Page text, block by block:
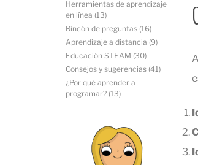
Herramientas de aprendizaje
en línea (13)
Rincón de preguntas (16)
Aprendizaje a distancia (9)
Educación STEAM (30)
Consejos y sugerencias (41)
¿Por qué aprender a
programar? (13)